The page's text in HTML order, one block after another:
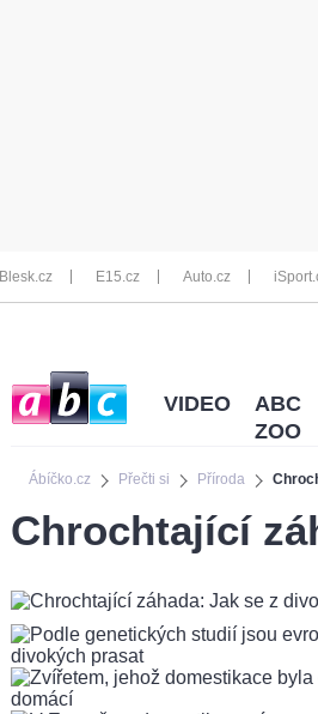
Blesk.cz E15.cz Auto.cz
Ábíčko.cz Přečti si Příroda
VIDEO
ABC
ZOO
Chrochtající